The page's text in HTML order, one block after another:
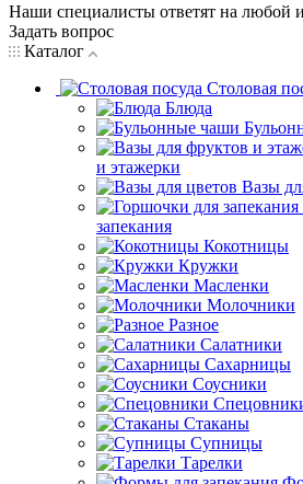
Наши специалисты ответят на любой
Задать вопрос
Каталог
Столовая
Блюда
и этажерки
Вазы
запекания
Кокотницы
Кружки
Масленки
Молочники
Разное
Салатники
Сахарницы
Соусники
Стаканы
Супницы
Тарелки